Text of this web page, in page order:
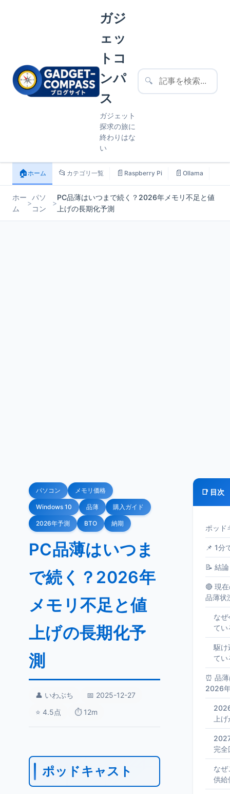
ガジ
ェッ
トコ
ンパ
ス
ガジェット
探求の旅に
終わりはな
い
🔍
🏠ホーム 📂 カテゴリ一覧 📄 Raspberry Pi 📄 Ollama
ホー
ム
>
パソ
コン
>
PC品薄はいつまで続く？2026年メモリ不足と値
上げの長期化予測
パソコン メモリ価格
Windows 10 品薄 購入ガイド
2026年予測 BTO 納期
PC品薄はいつま
で続く？2026年
メモリ不足と値
上げの長期化予
測
👤 いわぶち
📅 2025-12-27
⭐ 4.5点
⏱️ 12m
ポッドキャスト
📑 目次
ポッド
📌 1分
📝 結論
🔴 現
品薄状
なぜ
てい
駆け
てい
⏰ 品
2026
上
完全
なぜ
供給